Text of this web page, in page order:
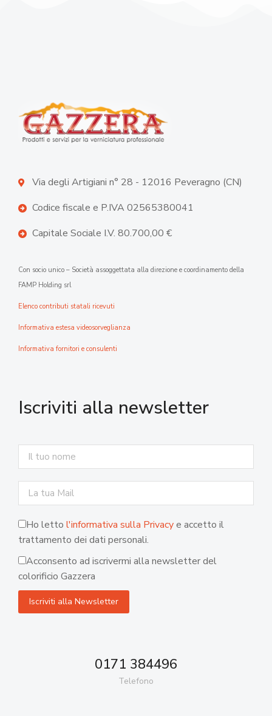
Via degli Artigiani n° 28 - 12016 Peveragno (CN)
Codice fiscale e P.IVA 02565380041
Capitale Sociale I.V. 80.700,00 €
Con socio unico – Società assoggettata alla direzione e coordinamento della
FAMP Holding srl
Elenco contributi statali ricevuti
Informativa estesa videosorveglianza
Informativa fornitori e consulenti
Iscriviti alla newsletter
Ho letto l'informativa sulla Privacye accetto il
trattamento dei dati personali.
Acconsento ad iscrivermi alla newsletter del
colorificio Gazzera
0171 384496
Telefono